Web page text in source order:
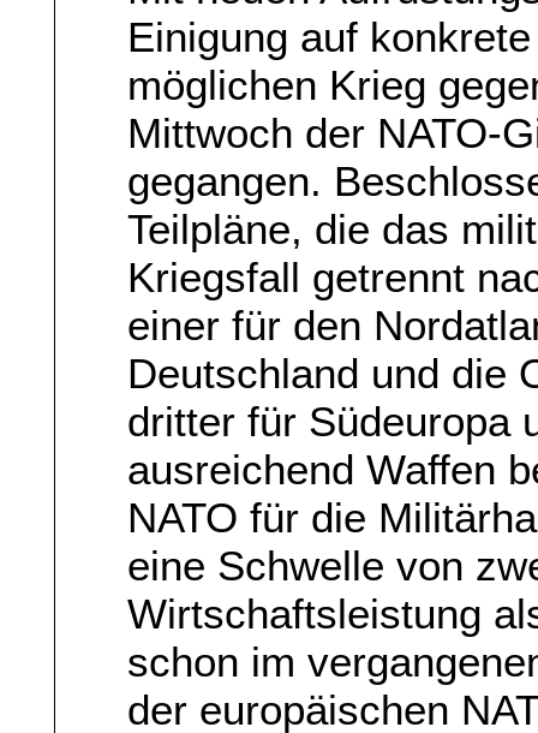
Einigung auf
möglichen Krieg
Mittwoch der NATO-
gegangen.
Teilpläne, die das
Kriegsfall getrennt
einer für den
Deutschland und die
dritter für Südeuropa
ausreichend Waffen
NATO für die
eine Schwelle von
Wirtschaftsleistung
schon im
der europäischen